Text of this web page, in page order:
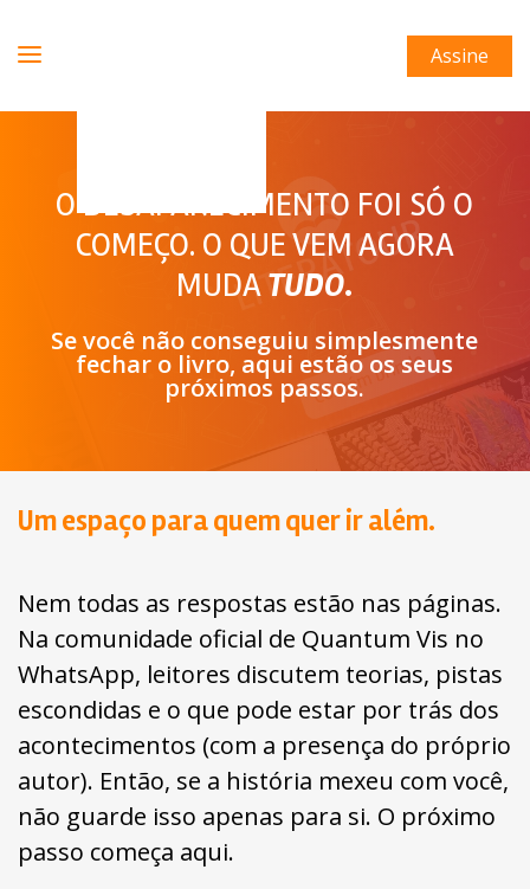
Assine
O DESAPARECIMENTO FOI SÓ O
COMEÇO. O QUE VEM AGORA
MUDATUDO.
Se você não conseguiu simplesmente
fechar o livro, aqui estão os seus
próximos passos.
Um espaço para quem quer ir além.
Nem todas as respostas estão nas páginas.
Na comunidade oficial de Quantum Vis no
WhatsApp, leitores discutem teorias, pistas
escondidas e o que pode estar por trás dos
acontecimentos (com a presença do próprio
autor). Então, se a história mexeu com você,
não guarde isso apenas para si. O próximo
passo começa aqui.